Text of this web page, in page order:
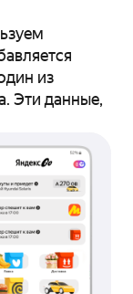
из
Эти данные,